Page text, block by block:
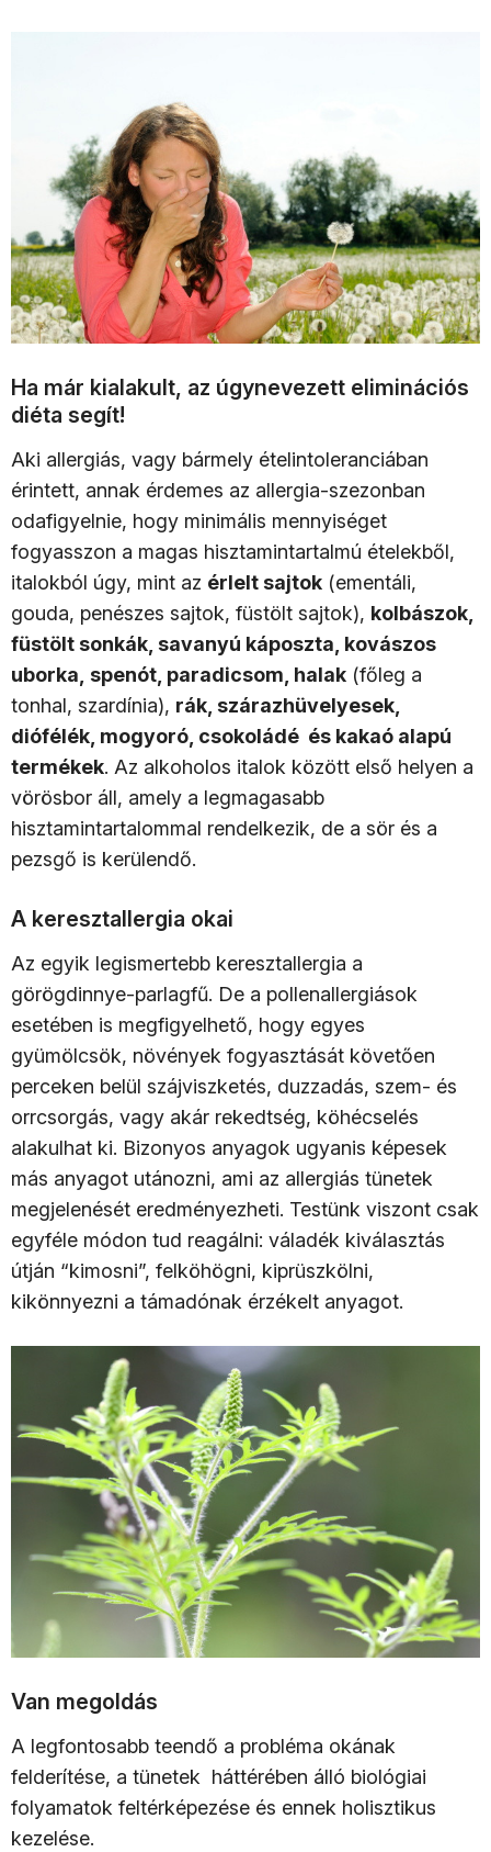
Ha már kialakult, az úgynevezett eliminációs
diéta segít!
Aki allergiás, vagy bármely ételintoleranciában
érintett, annak érdemes az allergia-szezonban
odafigyelnie, hogy minimális mennyiséget
fogyasszon a magas hisztamintartalmú ételekből,
italokból úgy, mint az érlelt sajtok (ementáli,
gouda, penészes sajtok, füstölt sajtok), kolbászok,
füstölt sonkák, savanyú káposzta, kovászos
uborka, spenót, paradicsom, halak (főleg a
tonhal, szardínia), rák, szárazhüvelyesek,
diófélék, mogyoró, csokoládé és kakaó alapú
termékek. Az alkoholos italok között első helyen a
vörösbor áll, amely a legmagasabb
hisztamintartalommal rendelkezik, de a sör és a
pezsgő is kerülendő.
A keresztallergia okai
Az egyik legismertebb keresztallergia a
görögdinnye-parlagfű. De a pollenallergiások
esetében is megfigyelhető, hogy egyes
gyümölcsök, növények fogyasztását követően
perceken belül szájviszketés, duzzadás, szem- és
orrcsorgás, vagy akár rekedtség, köhécselés
alakulhat ki. Bizonyos anyagok ugyanis képesek
más anyagot utánozni, ami az allergiás tünetek
megjelenését eredményezheti. Testünk viszont csak
egyféle módon tud reagálni: váladék kiválasztás
útján “kimosni”, felköhögni, kiprüszkölni,
kikönnyezni a támadónak érzékelt anyagot.
Van megoldás
A legfontosabb teendő a probléma okának
felderítése, a tünetek háttérében álló biológiai
folyamatok feltérképezése és ennek holisztikus
kezelése.